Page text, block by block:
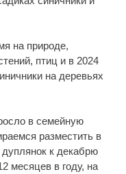
на природе,
птиц и в 2024
на деревьях
в семейную
разместить в
дуплянок к декабрю
месяцев в году, на